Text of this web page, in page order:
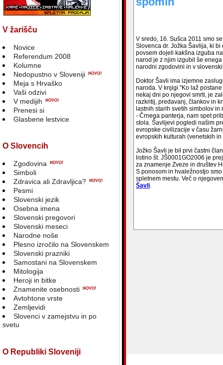
V žarišču
Novice
Referendum 2008
Kolumne
Nedopustno v Sloveniji
Meja s Hrvaško
Vaši odzivi
V medijih
Prenesi si
Glasbene lestvice
O Slovencih
Zgodovina
Simboli
Zdravica ali Zdravljica?
Pesmi
Slovenski jezik
Osebna imena
Slovenski pregovori
Slovenski meseci
Narodne noše
Plesno izročilo na Slovenskem
Slovenski prazniki
Samostani na Slovenskem
Mitologija
Heroji in bitke
Znamenite osebnosti
Avtohtone vrste
Zemljevidi
Slovenci v zamejstvu in po
svetu
O Republiki Sloveniji
V sredo, 16. Sušca 2011 smo
Slovenca dr. Jožka Šavlija, ki
povsem dojeli kakšna izguba
narod je z njim izgubil še
narodni zgodovini in v
Doktor Šavli ima izjemne
naroda. V knjigi "Ko laž
nekaj dni po njegovi smrti, je
razkritij, predavanj, člankov in
lastnih starih svetih simbolov
- Črnega panterja, nam spet
stola. Šavlijevi pogledi našim
evropske civilizacije v času
evropskih kulturah (venetskih
Jožko Šavli je bil prvi častni
listino št. JŠ0001GO2006 je
za znamenje Zveze in društev
S ponosom in hvaležnostjo
spletnem mestu. Več o
Šavli.